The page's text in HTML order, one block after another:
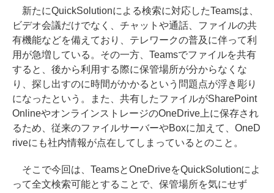
新たにQuickSolutionによる検索に対応したTeamsは、
ビデオ会議だけでなく、チャットや通話、ファイルの共
有機能などを備えており、テレワークの普及に伴って利
用が急増している。その一方、Teamsでファイルを共有
すると、後から利用する際に保管場所が分からなくな
り、探し出すのに時間がかかるという問題点が浮き彫り
になったという。また、共有したファイルがSharePoint
OnlineやオンラインストレージのOneDrive上に保存され
るため、従来のファイルサーバーやBoxに加えて、OneD
riveにも社内情報が点在してしまっているとのこと。
そこで今回は、TeamsとOneDriveをQuickSolutionによ
って全文検索可能とすることで、保管場所を気にせず